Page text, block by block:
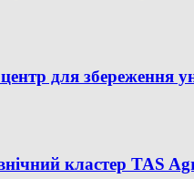
для збереження
кластер TAS